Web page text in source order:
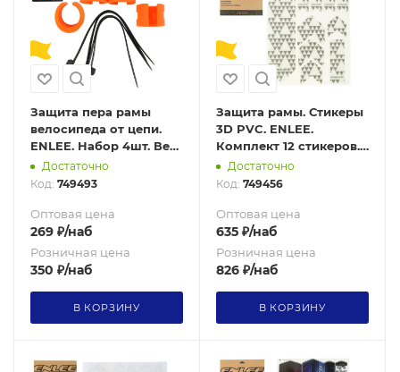
Защита пера рамы
велосипеда от цепи.
ENLEE. Набор 4шт. Вес
64гр. Оранжевый
Достаточно
Код: 749493
Оптовая цена
269 ₽/наб
Розничная цена
350 ₽/наб
В КОРЗИНУ
Защита рамы. Стикеры
3D PVC. ENLEE.
Комплект 12 стикеров.
200 микрон. 3D Pack 1
Достаточно
Код: 749456
Оптовая цена
635 ₽/наб
Розничная цена
826 ₽/наб
В КОРЗИНУ